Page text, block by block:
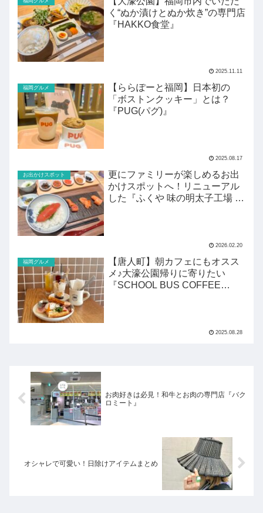
く“ぬか漬けとぬか炊き”の専門店
『HAKKO食堂』
2025.11.11
福岡グルメ
【ららぽーと福岡】日本初の
「ボストンクッキー」とは？
『PUG(パグ)』
2025.08.17
お出かけスポット
更にファミリーが楽しめるお出
かけスポットへ！リニューアル
した『ふくや 味の明太子工場 ハ
2026.02.20
福岡グルメ
【唐人町】朝カフェにもオスス
メ♪大濠公園帰りに寄りたい
『SCHOOL BUS COFFEE
2025.08.28
お肉好きは必見！和牛とお肉の専門店『バク
ロミート』
オシャレで可愛い！日除けアイテムまとめ